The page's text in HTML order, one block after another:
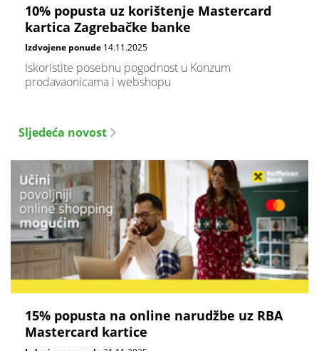
10% popusta uz korištenje Mastercard
kartica Zagrebačke banke
Izdvojene ponude 14.11.2025
Iskoristite posebnu pogodnost u Konzum
prodavaonicama i webshopu
Sljedeća novost
15% popusta na online narudžbe uz RBA
Mastercard kartice